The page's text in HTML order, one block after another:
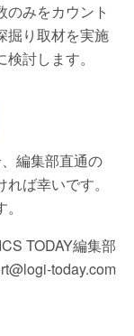
のみをカウント
掘り取材を実施
討します。
編集部直通の
ば幸いです。
TODAY編集部
today.com